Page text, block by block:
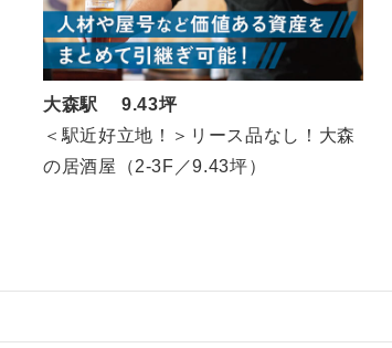
大森駅 9.43坪
＜駅近好立地！＞リース品なし！大森
の居酒屋（2-3F／9.43坪）